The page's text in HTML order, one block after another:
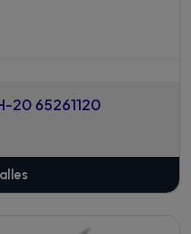
20 65261120